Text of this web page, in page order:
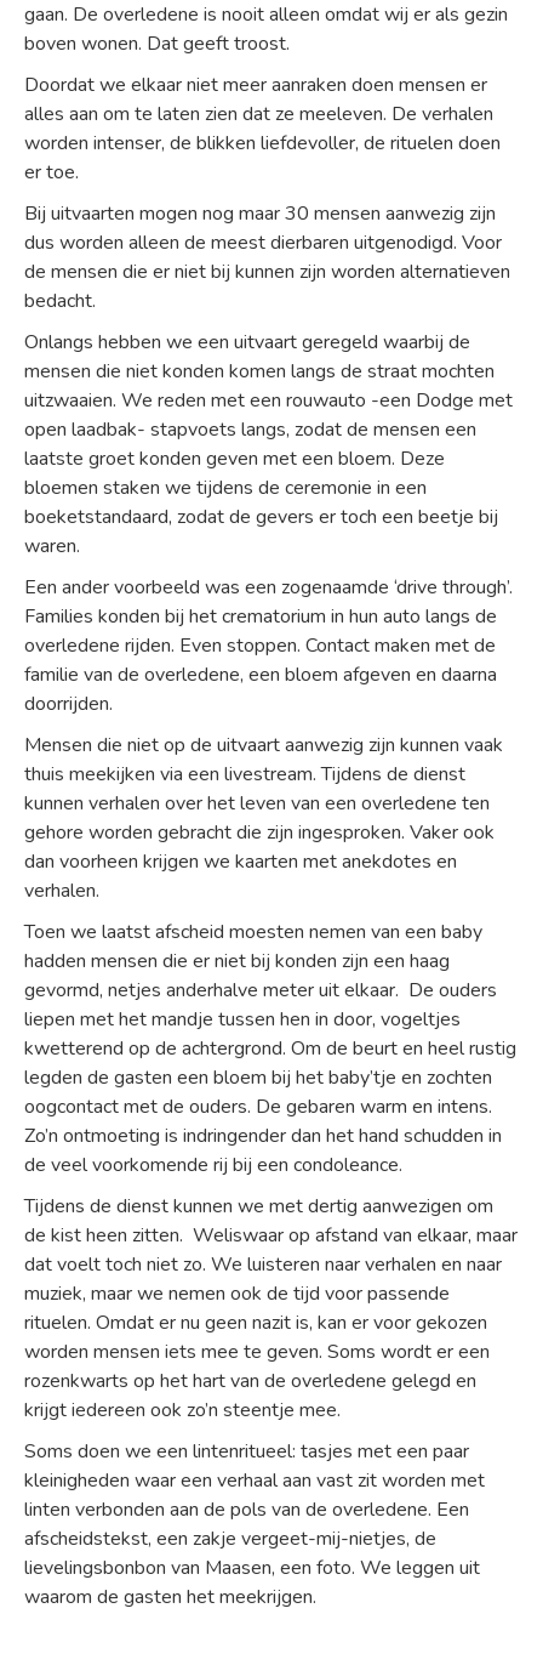
gaan. De overledene is nooit alleen omdat wij er als gezin
boven wonen. Dat geeft troost.
Doordat we elkaar niet meer aanraken doen mensen er
alles aan om te laten zien dat ze meeleven. De verhalen
worden intenser, de blikken liefdevoller, de rituelen doen
er toe.
Bij uitvaarten mogen nog maar 30 mensen aanwezig zijn
dus worden alleen de meest dierbaren uitgenodigd. Voor
de mensen die er niet bij kunnen zijn worden alternatieven
bedacht.
Onlangs hebben we een uitvaart geregeld waarbij de
mensen die niet konden komen langs de straat mochten
uitzwaaien. We reden met een rouwauto -een Dodge met
open laadbak- stapvoets langs, zodat de mensen een
laatste groet konden geven met een bloem. Deze
bloemen staken we tijdens de ceremonie in een
boeketstandaard, zodat de gevers er toch een beetje bij
waren.
Een ander voorbeeld was een zogenaamde ‘drive through’.
Families konden bij het crematorium in hun auto langs de
overledene rijden. Even stoppen. Contact maken met de
familie van de overledene, een bloem afgeven en daarna
doorrijden.
Mensen die niet op de uitvaart aanwezig zijn kunnen vaak
thuis meekijken via een livestream. Tijdens de dienst
kunnen verhalen over het leven van een overledene ten
gehore worden gebracht die zijn ingesproken. Vaker ook
dan voorheen krijgen we kaarten met anekdotes en
verhalen.
Toen we laatst afscheid moesten nemen van een baby
hadden mensen die er niet bij konden zijn een haag
gevormd, netjes anderhalve meter uit elkaar. De ouders
liepen met het mandje tussen hen in door, vogeltjes
kwetterend op de achtergrond. Om de beurt en heel rustig
legden de gasten een bloem bij het baby’tje en zochten
oogcontact met de ouders. De gebaren warm en intens.
Zo’n ontmoeting is indringender dan het hand schudden in
de veel voorkomende rij bij een condoleance.
Tijdens de dienst kunnen we met dertig aanwezigen om
de kist heen zitten. Weliswaar op afstand van elkaar, maar
dat voelt toch niet zo. We luisteren naar verhalen en naar
muziek, maar we nemen ook de tijd voor passende
rituelen. Omdat er nu geen nazit is, kan er voor gekozen
worden mensen iets mee te geven. Soms wordt er een
rozenkwarts op het hart van de overledene gelegd en
krijgt iedereen ook zo’n steentje mee.
Soms doen we een lintenritueel: tasjes met een paar
kleinigheden waar een verhaal aan vast zit worden met
linten verbonden aan de pols van de overledene. Een
afscheidstekst, een zakje vergeet-mij-nietjes, de
lievelingsbonbon van Maasen, een foto. We leggen uit
waarom de gasten het meekrijgen.